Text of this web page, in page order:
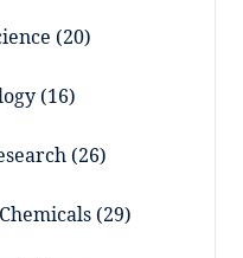
20
16
26
29